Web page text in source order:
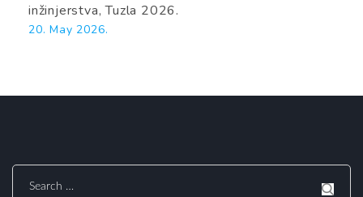
inžinjerstva, Tuzla 2026.
20. May 2026.
Search